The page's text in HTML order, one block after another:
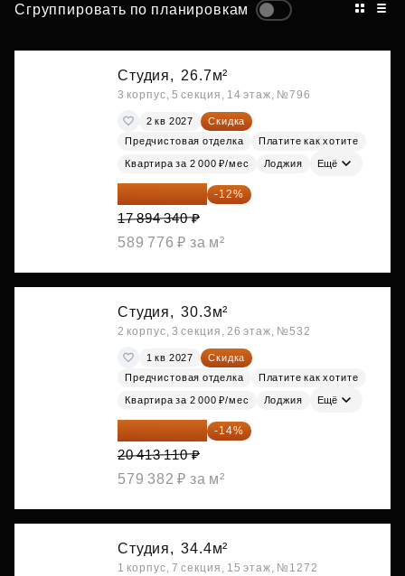
Сгруппировать по планировкам
Студия, 26.7м²
3 корпус, 5 секция, 14 этаж, №796
2 кв 2027
Скидка
Предчистовая отделка
Платите как хотите
Квартира за 2 000 ₽/мес Лоджия Ещё
15 747 019 ₽ -12%
17 894 340 ₽
589 776 ₽ за м²
Студия, 30.3м²
2 корпус, 3 секция, 26 этаж, №532
1 кв 2027
Скидка
Предчистовая отделка
Платите как хотите
Квартира за 2 000 ₽/мес Лоджия Ещё
17 555 275 ₽ -14%
20 413 110 ₽
579 382 ₽ за м²
Студия, 34.4м²
1 корпус, 7 секция, 15 этаж, №1272